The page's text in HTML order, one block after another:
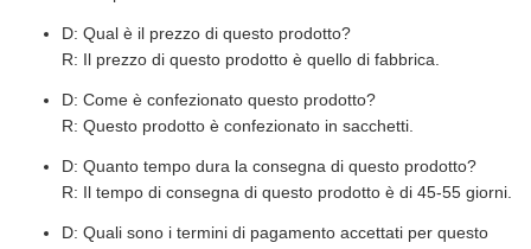
D: Qual è il prezzo di questo prodotto?
R: Il prezzo di questo prodotto è quello di fabbrica.
D: Come è confezionato questo prodotto?
R: Questo prodotto è confezionato in sacchetti.
D: Quanto tempo dura la consegna di questo prodotto?
R: Il tempo di consegna di questo prodotto è di 45-55 giorni.
D: Quali sono i termini di pagamento accettati per questo